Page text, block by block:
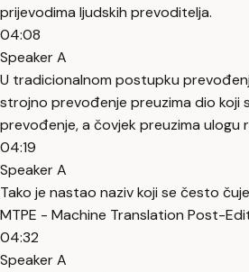
prijevodima ljudskih prevoditelja.
04:08
Speaker A
U tradicionalnom postupku
strojno prevođenje preuzima dio koji
prevođenje, a čovjek preuzima ulogu
04:19
Speaker A
Tako je nastao naziv koji se često
MTPE - Machine Translation Post-
04:32
Speaker A